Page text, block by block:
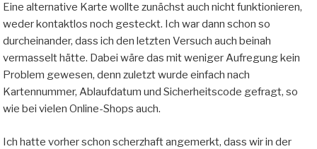
Eine alternative Karte wollte zunächst auch nicht funktionieren,
weder kontaktlos noch gesteckt. Ich war dann schon so
durcheinander, dass ich den letzten Versuch auch beinah
vermasselt hätte. Dabei wäre das mit weniger Aufregung kein
Problem gewesen, denn zuletzt wurde einfach nach
Kartennummer, Ablaufdatum und Sicherheitscode gefragt, so
wie bei vielen Online-Shops auch.
Ich hatte vorher schon scherzhaft angemerkt, dass wir in der